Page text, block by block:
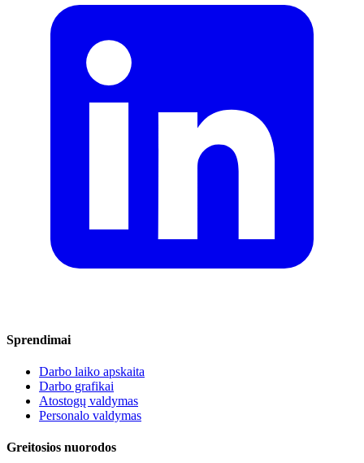
Sprendimai
Darbo laiko apskaita
Darbo grafikai
Atostogų valdymas
Personalo valdymas
Greitosios nuorodos